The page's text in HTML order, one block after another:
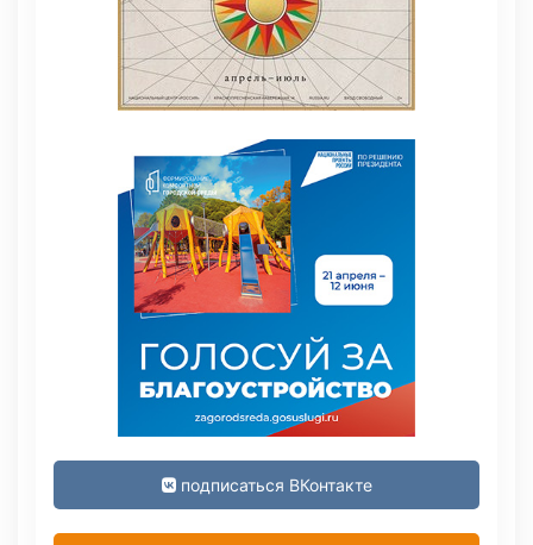
подписаться ВКонтакте